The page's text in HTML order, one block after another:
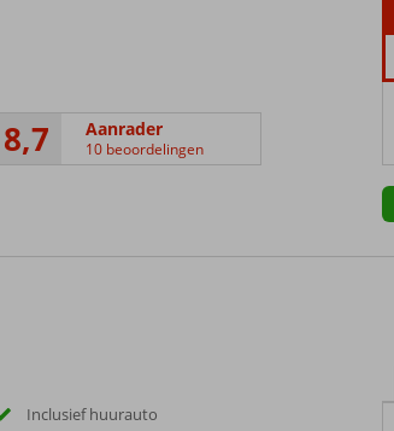
8,7 Aanrader
10 beoordelingen
Inclusief huurauto